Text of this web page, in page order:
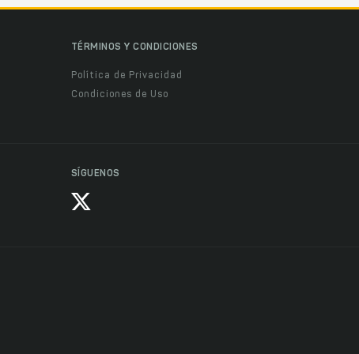
TÉRMINOS Y CONDICIONES
Política de Privacidad
Condiciones de Uso
SÍGUENOS